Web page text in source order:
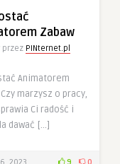
Zabaw
przez PINternet.pl
Animatorem
marzysz o pracy,
Ci radość i
dawać […]